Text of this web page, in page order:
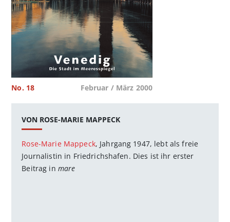
No. 18 Februar / März 2000
VON ROSE-MARIE MAPPECK
Rose-Marie Mappeck, Jahrgang 1947, lebt als freie
Journalistin in Friedrichshafen. Dies ist ihr erster
Beitrag in mare